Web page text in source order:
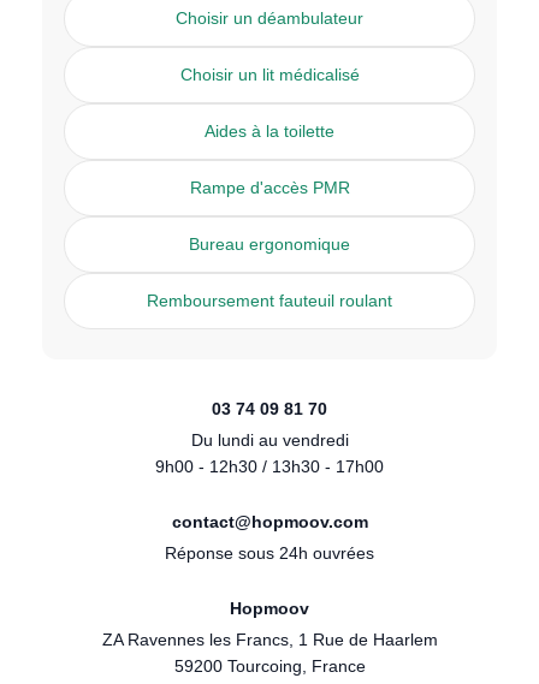
Choisir un déambulateur
Choisir un lit médicalisé
Aides à la toilette
Rampe d'accès PMR
Bureau ergonomique
Remboursement fauteuil roulant
03 74 09 81 70
Du lundi au vendredi
9h00 - 12h30 / 13h30 - 17h00
contact@hopmoov.com
Réponse sous 24h ouvrées
Hopmoov
ZA Ravennes les Francs, 1 Rue de Haarlem
59200 Tourcoing, France